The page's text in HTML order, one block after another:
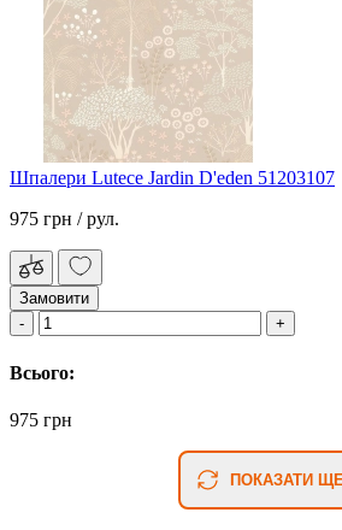
Шпалери Lutece Jardin D'eden 51203107
975 грн / рул.
Замовити
Всього:
975 грн
ПОКАЗАТИ ЩЕ